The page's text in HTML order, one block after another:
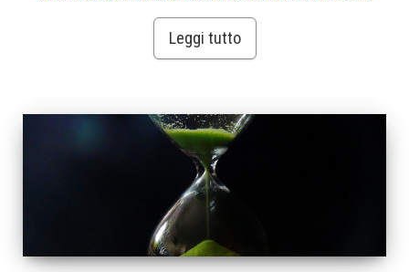
Leggi tutto